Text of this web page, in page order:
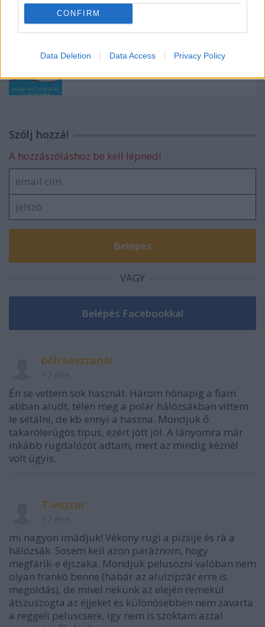
CONFIRM
Data Deletion Data Access Privacy Policy
Szigorodik a Gyed
Szólj hozzá!
A hozzászóláshoz be kell lépned!
VAGY
bölcsésztanár
Én se vettem sok hasznát. Három hónapig a fiam
abban aludt, télen meg a polár hálózsákban vittem
le sétálni, de kb ennyi a haszna. Mondjuk ő
takarólerúgós típus, ezért jött jól. A lányomra már
inkább rugdalózót adtam, mert az mindig kéznél
volt úgyis.
T-eszter
mi nagyon imádjuk! Vékony rugi a pizsije és rá a
hálózsák. Sosem kell azon paráznom, hogy
megfárik-e éjszaka. Mondjuk pelusozni valóban nem
olyan frankó benne (habár az alulzipzár erre is
megoldás), de mivel nekünk az elején remekül
átszuszogta az éjjeket és különösebben nem zavarta
a reggeli peluscsere, így nem is szoktam azzal